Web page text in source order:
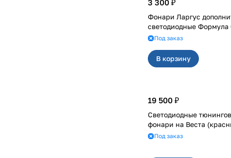
3 300 ₽
Фонари Ларгус
светодиодные Формула
Под заказ
В корзину
19 500 ₽
Светодиодные
фонари на Веста
Под заказ